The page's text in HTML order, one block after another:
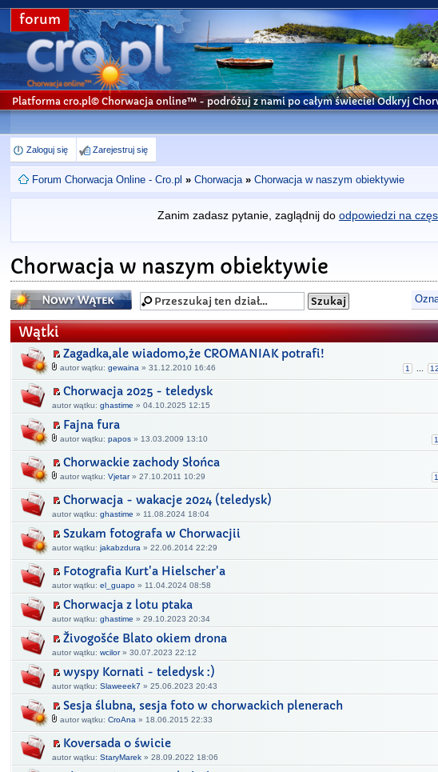
forum
Platforma cro.pl© Chorwacja online™ - podróżuj z nami po całym świecie! Odkryj
Zaloguj się Zarejestruj się
Forum Chorwacja Online - Cro.pl » Chorwacja » Chorwacja w naszym obiektywie
Zanim zadasz pytanie, zaglądnij do odpowiedzi na
Chorwacja w naszym obiektywie
Napisz wątek
Wątki
Zagadka,ale wiadomo,że CROMANIAK potrafi!
1
autor wątku:gewaina » 31.12.2010 16:46
Chorwacja 2025 - teledysk
autor wątku:ghastime » 04.10.2025 12:15
Fajna fura
1
autor wątku:papos » 13.03.2009 13:10
Chorwackie zachody Słońca
1
autor wątku:Vjetar» 27.10.2011 10:29
Chorwacja - wakacje 2024 (teledysk)
autor wątku:ghastime » 11.08.2024 18:04
Szukam fotografa w Chorwacjii
autor wątku:jakabzdura » 22.06.2014 22:29
Fotografia Kurt'a Hielscher'a
autor wątku:el_guapo » 11.04.2024 08:58
Chorwacja z lotu ptaka
autor wątku:ghastime » 29.10.2023 20:34
Živogošće Blato okiem drona
autor wątku:wcilor» 30.07.2023 22:12
wyspy Kornati - teledysk :)
autor wątku:Slaweeek7 » 25.06.2023 20:43
Sesja ślubna, sesja foto w chorwackich plenerach
autor wątku:CroAna » 18.06.2015 22:33
Koversada o świcie
autor wątku:StaryMarek » 28.09.2022 18:06